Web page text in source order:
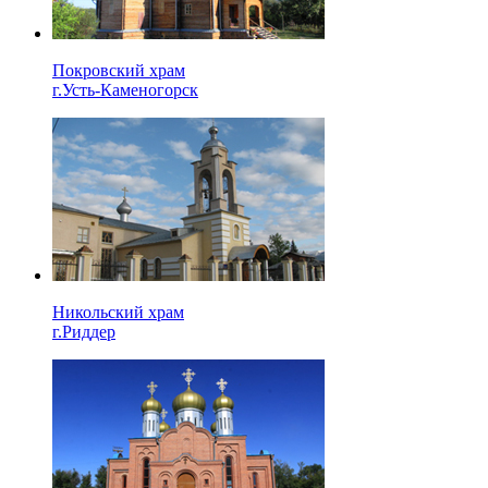
Покровский храм
г.Усть-Каменогорск
Никольский храм
г.Риддер